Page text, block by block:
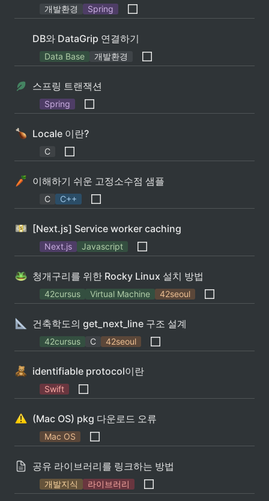
개발환경 Spring
DB와 DataGrip 연결하기
Data Base 개발환경
스프링 트랜잭션
Spring
Locale 이란?
C
이해하기 쉬운 고정소수점 샘플
C C++
[Next.js] Service worker caching
Next.js Javascript
청개구리를 위한 Rocky Linux 설치 방법
42cursus Virtual Machine 42seoul
건축학도의 get_next_line 구조 설계
42cursus C 42seoul
identifiable protocol이란
Swift
(Mac OS) pkg 다운로드 오류
Mac OS
공유 라이브러리를 링크하는 방법
개발지식 라이브러리